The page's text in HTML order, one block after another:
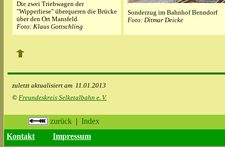
Die zwei Triebwagen der
"Wipperliese" überqueren die Brücke
über den Ort Mansfeld.
Foto: Klaus Gottschling
Sonderzug im Bahnhof Benndorf
Foto: Ditmar Deicke
zuletzt aktualisiert am11.01.2013
©Freundeskreis Selketalbahn e. V.
zurück |Index
Kontakt
Impressum